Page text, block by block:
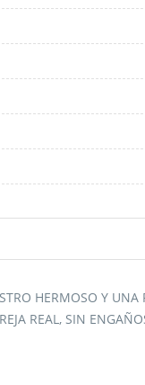
HERMOSO Y UNA
REAL, SIN